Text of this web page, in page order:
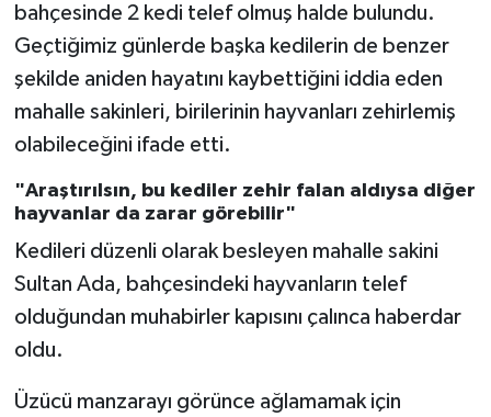
bahçesinde 2 kedi telef olmuş halde bulundu.
Geçtiğimiz günlerde başka kedilerin de benzer
şekilde aniden hayatını kaybettiğini iddia eden
mahalle sakinleri, birilerinin hayvanları zehirlemiş
olabileceğini ifade etti.
"Araştırılsın, bu kediler zehir falan aldıysa diğer
hayvanlar da zarar görebilir"
Kedileri düzenli olarak besleyen mahalle sakini
Sultan Ada, bahçesindeki hayvanların telef
olduğundan muhabirler kapısını çalınca haberdar
oldu.
Üzücü manzarayı görünce ağlamamak için